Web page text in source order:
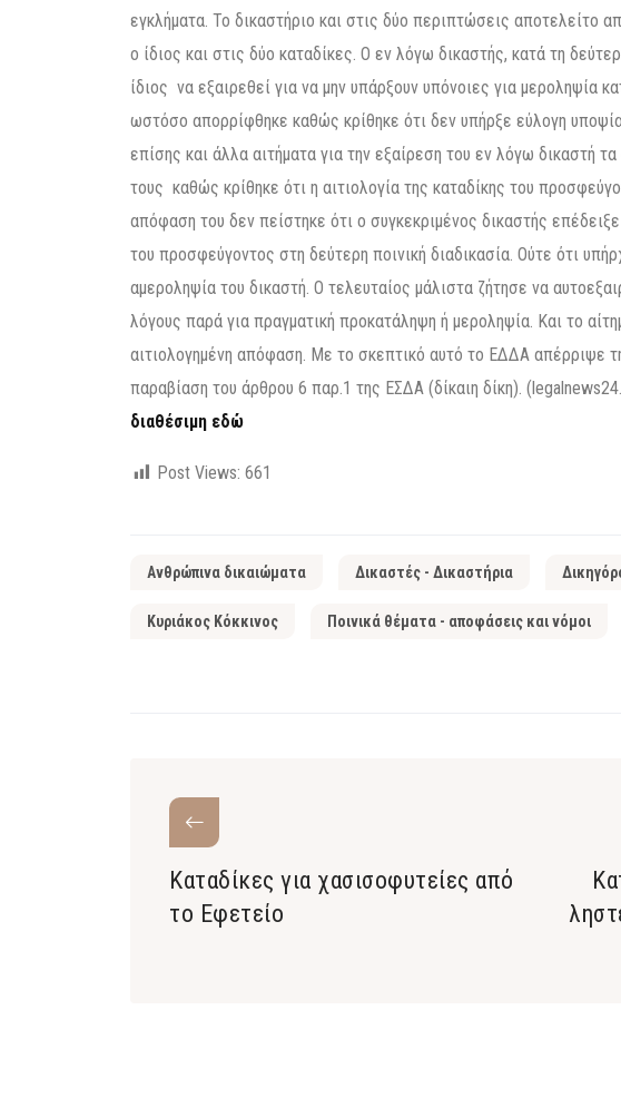
εγκλήματα. Το δικαστήριο και στις δύο περιπτώσεις αποτελείτο
ο ίδιος και στις δύο καταδίκες. Ο εν λόγω δικαστής, κατά τη
ίδιος να εξαιρεθεί για να μην υπάρξουν υπόνοιες για μεροληψία
ωστόσο απορρίφθηκε καθώς κρίθηκε ότι δεν υπήρξε εύλογη
επίσης και άλλα αιτήματα για την εξαίρεση του εν λόγω δικαστή
τους καθώς κρίθηκε ότι η αιτιολογία της καταδίκης του
απόφαση του δεν πείστηκε ότι ο συγκεκριμένος δικαστής
του προσφεύγοντος στη δεύτερη ποινική διαδικασία. Ούτε ότι
αμεροληψία του δικαστή. Ο τελευταίος μάλιστα ζήτησε να
λόγους παρά για πραγματική προκατάληψη ή μεροληψία. Και το
αιτιολογημένη απόφαση. Με το σκεπτικό αυτό το ΕΔΔΑ απέρριψε
παραβίαση του άρθρου 6 παρ.1 της ΕΣΔΑ (δίκαιη δίκη).
διαθέσιμη εδώ
Post Views: 661
Ανθρώπινα δικαιώματα Δικαστές - Δικαστήρια
Κυριάκος Κόκκινος Ποινικά θέματα - αποφάσεις και νόμοι
Καταδίκες για χασισοφυτείες από
το Εφετείο